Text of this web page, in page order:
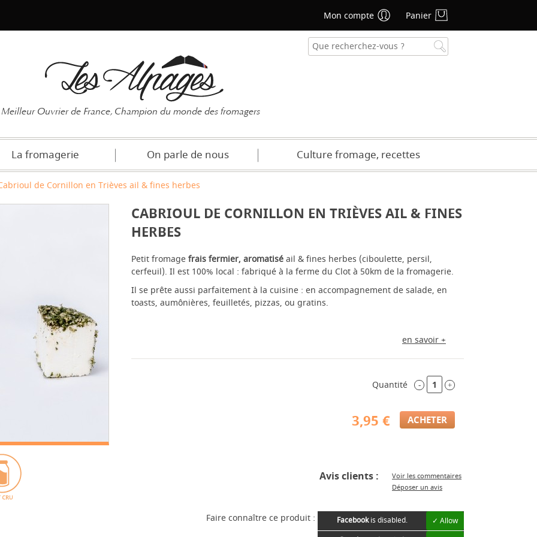
Meilleur Ouvrier de France, Champion du monde des fromagers
La fromagerie On parle de nous Culture fromage, recettes
de Cornillon en Trièves ail & fines herbes
CABRIOUL DE CORNILLON EN TRIÈVES AIL & FINES
HERBES
Petit fromagefrais fermier, aromatiséail & fines herbes (ciboulette, persil,
cerfeuil). Il est 100% local : fabriqué à la ferme du Clot à 50km de la fromagerie.
Il se prête aussi parfaitement à la cuisine : en accompagnement de salade, en
toasts, aumônières, feuilletés, pizzas, ou gratins.
en savoir +
Quantité - +
3,95 €
Avis clients :
Voir les commentaires
Déposer un avis
Faire connaître ce produit : Facebookis disabled.
✓ Allow
Mon compte Panier